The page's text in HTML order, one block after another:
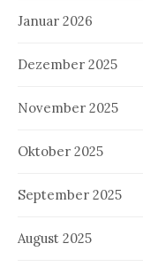
Januar 2026
Dezember 2025
November 2025
Oktober 2025
September 2025
August 2025